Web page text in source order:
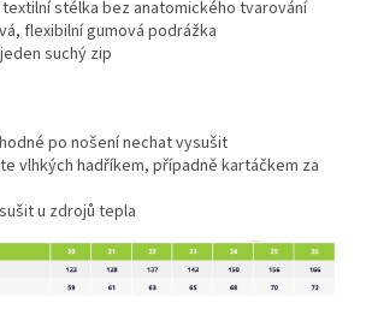
stélka bez anatomického tvarování
flexibilní gumová podrážka
suchý zip
po nošení nechat vysušit
vlhkých hadříkem, případně kartáčkem za
u zdrojů tepla